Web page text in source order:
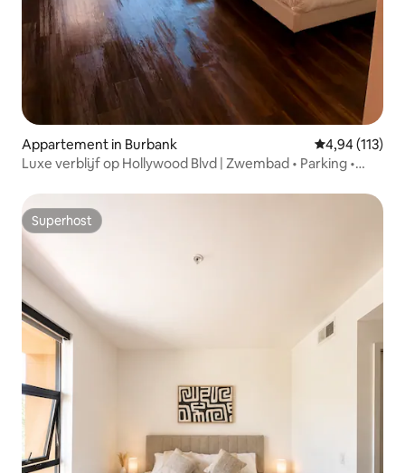
Appartement in Burbank Gemiddelde
4,94 (113)
Luxe verblijf op Hollywood Blvd | Zwembad • Parking •
Superhost
Superhost